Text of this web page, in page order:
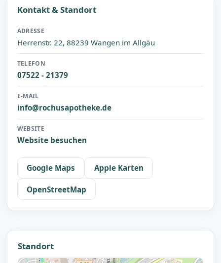
Kontakt & Standort
ADRESSE
Herrenstr. 22, 88239 Wangen im Allgäu
TELEFON
07522 - 21379
E-MAIL
info@rochusapotheke.de
WEBSITE
Website besuchen
Google Maps Apple Karten
OpenStreetMap
Standort